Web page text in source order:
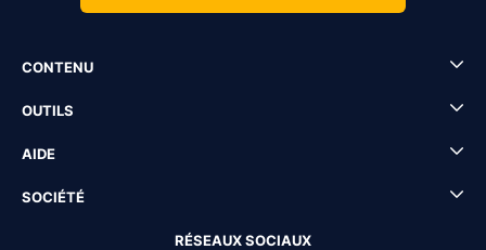
CONTENU
OUTILS
AIDE
SOCIÉTÉ
RÉSEAUX SOCIAUX